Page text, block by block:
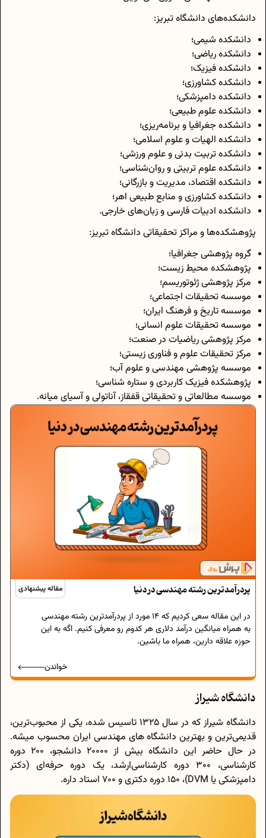
دانشکده‌های دانشگاه تبریز:
دانشکده شیمی؛
دانشکده ریاضی؛
دانشکده فیزیک؛
دانشکده کشاورزی؛
دانشکده دامپزشکی؛
دانشکده علوم طبیعی؛
دانشکده جغرافیا و برنامه‌ریزی؛
دانشکده الهیات و علوم اسلامی؛
دانشکده تربیت بدنی و علوم ورزشی؛
دانشکده علوم تربیتی و روان‌شناسی؛
دانشکده اقتصاد، مدیریت و بازرگانی؛
دانشکده کشاورزی و منابع طبیعی اهر؛
دانشکده ادبیات فارسی و زبان‌های خارجی.
پژوهشکده‌ها و مراکز تحقیقاتی دانشگاه تبریز:
گروه پژوهشی جغرافیا؛
پژوهشکده محیط زیست؛
مرکز پژوهشی ژئوتوریسم؛
موسسه تحقیقات اجتماعی؛
موسسه تاریخ و فرهنگ ایران؛
موسسه تحقیقات علوم انسانی؛
مرکز پژوهشی ریاضیات در صنعت؛
مرکز تحقیقات علوم و فناوری زیستی؛
موسسه پژوهشی مهندسی و علوم آب؛
پژوهشکده فیزیک کاربردی و ستاره شناسی؛
موسسه مطالعاتی و تحقیقاتی قفقاز، آناتولی و آسیای میانه.
مقاله پیشنهادی پردرآمدترین رشته مهندسی در دنیا
در این مقاله سعی کردیم که 14 مورد از پردرآمدترین رشته مهندسی
به همراه میانگین درآمد دلاری هر کدوم رو معرفی کنیم. اگه به این
حوزه علاقه دارین، همراه ما باشین.
خواندن
دانشگاه شیراز
دانشگاه شیراز که در سال 1325 تاسیس شده، یکی از محبوب‌ترین،
قدیمی‌ترین و بهترین دانشگاه های مهندسی ایران محسوب میشه.
در حال حاضر این دانشگاه بیش از 20000 دانشجو، 200 دوره
کارشناسی، 300 دوره کارشناسی‌ارشد، یک دوره حرفه‌ای (دکتر
دامپزشکی یا DVM)، 150 دوره دکتری و 700 استاد داره.